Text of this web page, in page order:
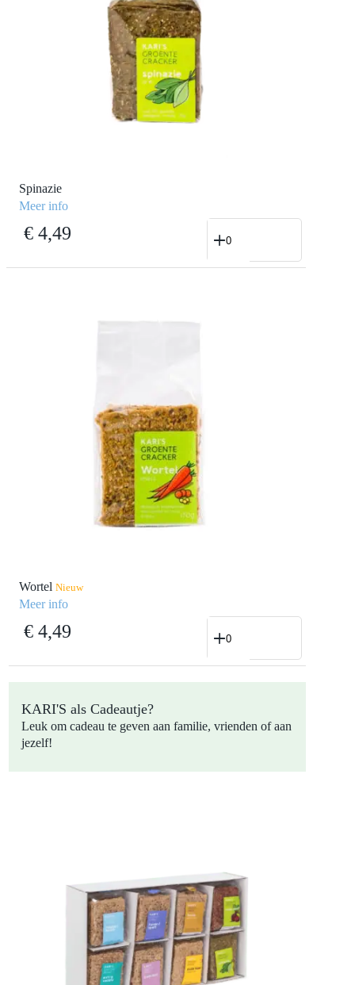
Spinazie
Meer info
€4,49
Spinazie
aantal
Wortel Nieuw
Meer info
€4,49
Wortel
aantal
KARI'S als Cadeautje?
Leuk om cadeau te geven aan familie, vrienden of aan
jezelf!